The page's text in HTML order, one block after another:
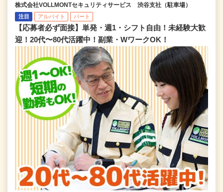
株式会社VOLLMONTセキュリティサービス 渋谷支社（駐車場）
注目 アルバイト パート
【応募者必ず面接】単発・週1・シフト自由！未経験大歓
迎！20代〜80代活躍中！副業・WワークOK！